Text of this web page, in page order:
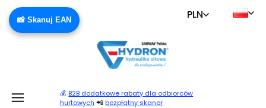
📸 Skanuj EAN PLN
💰 B2B dodatkowe rabaty dla odbiorców
hurtowych 📲 bezpłatny skaner